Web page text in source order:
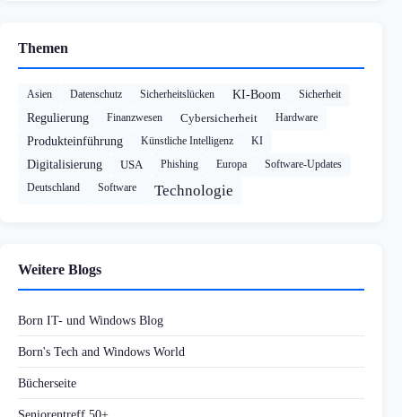
Themen
Asien Datenschutz Sicherheitslücken KI-Boom Sicherheit
Regulierung Finanzwesen Cybersicherheit Hardware
Produkteinführung Künstliche Intelligenz KI
Digitalisierung USA Phishing Europa
Software-Updates
Deutschland
Software Technologie
Weitere Blogs
Born IT- und Windows Blog
Born's Tech and Windows World
Bücherseite
Seniorentreff 50+